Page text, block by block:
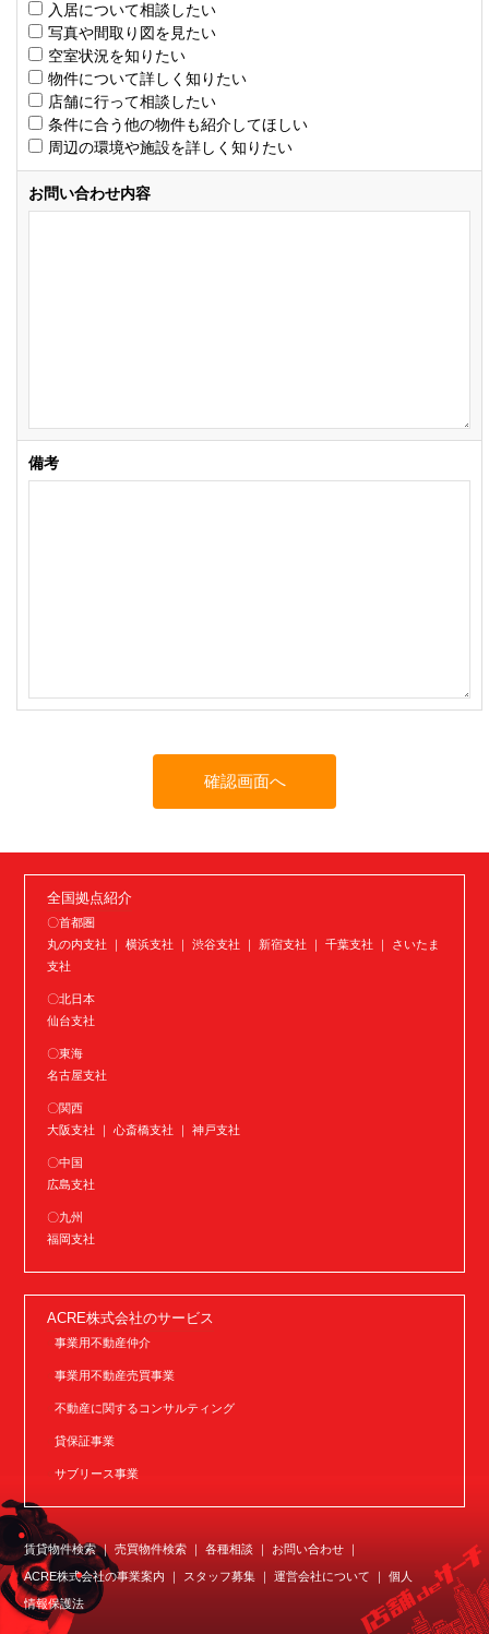
入居について相談したい
写真や間取り図を見たい
空室状況を知りたい
物件について詳しく知りたい
店舗に行って相談したい
条件に合う他の物件も紹介してほしい
周辺の環境や施設を詳しく知りたい
お問い合わせ内容
備考
全国拠点紹介
〇首都圏
丸の内支社 ｜ 横浜支社 ｜ 渋谷支社 ｜ 新宿支社 ｜ 千葉支社 ｜ さいたま
支社
〇北日本
仙台支社
〇東海
名古屋支社
〇関西
大阪支社 ｜ 心斎橋支社 ｜ 神戸支社
〇中国
広島支社
〇九州
福岡支社
ACRE株式会社のサービス
事業用不動産仲介
事業用不動産売買事業
不動産に関するコンサルティング
貸保証事業
サブリース事業
賃貸物件検索 売買物件検索 各種相談 お問い合わせ
ACRE株式会社の事業案内 スタッフ募集 運営会社について 個人
情報保護法